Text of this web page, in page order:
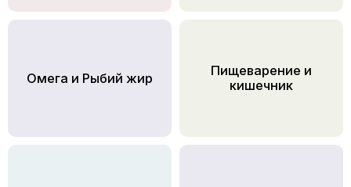
Омега и Рыбий жир
Пищеварение и
кишечник